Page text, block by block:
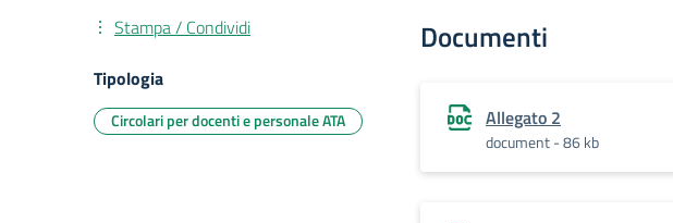
Documenti
Allegato 2
document - 86 kb
Stampa / Condividi
Tipologia
Circolari per docenti e personale ATA